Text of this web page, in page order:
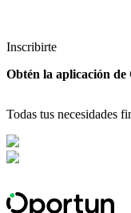
Inscribirte
Obtén la aplicación
Todas tus necesidades